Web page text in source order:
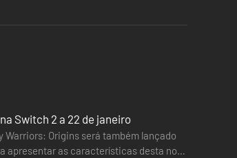
deste título.
Switch 2 a 22 de janeiro
Warriors: Origins será também lançado
apresentar as características desta nova